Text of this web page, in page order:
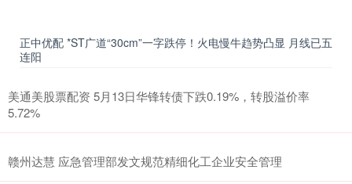
正中优配 *ST广道“30cm”一字跌停！火电慢牛趋势凸显 月线已五
连阳
美通美股票配资 5月13日华锋转债下跌0.19%，转股溢价率
5.72%
赣州达慧 应急管理部发文规范精细化工企业安全管理